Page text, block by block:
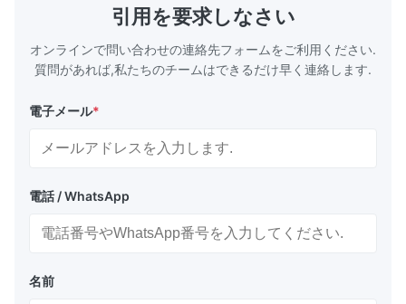
引用を要求しなさい
オンラインで問い合わせの連絡先フォームをご利用ください.
質問があれば,私たちのチームはできるだけ早く連絡します.
電子メール*
電話 / WhatsApp
名前